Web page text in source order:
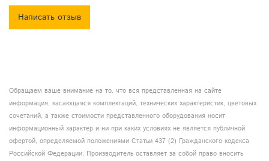
Написать отзыв
Обращаем ваше внимание на то, что вся представленная на сайте
информация, касающаяся комплектаций, технических характеристик, цветовых
сочетаний, а также стоимости представленного оборудования носит
информационный характер и ни при каких условиях не является публичной
офертой, определяемой положениями Статьи 437 (2) Гражданского кодекса
Российской Федерации. Производитель оставляет за собой право вносить